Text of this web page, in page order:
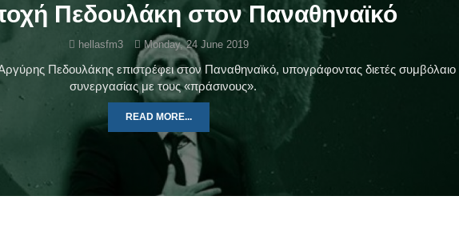
Πεδουλάκη στον Παναθηναϊκό
hellasfm3 Monday, 24 June 2019
Πεδουλάκης επιστρέφει στον Παναθηναϊκό, υπογράφοντας διετές συμβόλαιο
συνεργασίας με τους «πράσινους».
READ MORE...